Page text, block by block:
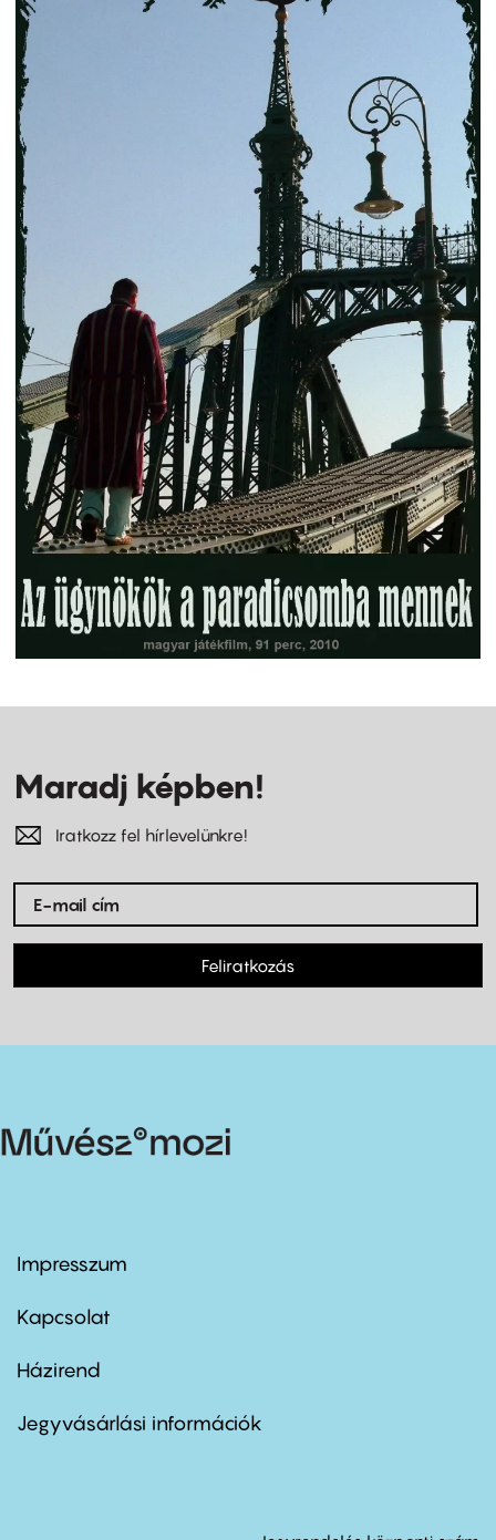
Maradj képben!
Iratkozz fel hírlevelünkre!
Feliratkozás
Footer
first
Impresszum
Kapcsolat
Footer
second
Házirend
Jegyvásárlási információk